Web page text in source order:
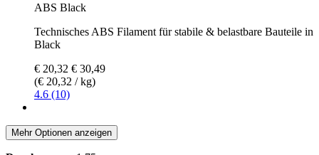
ABS Black
Technisches ABS Filament für stabile & belastbare Bauteile in
Black
€ 20,32 € 30,49
(€ 20,32 / kg)
4.6 (10)
Mehr Optionen anzeigen